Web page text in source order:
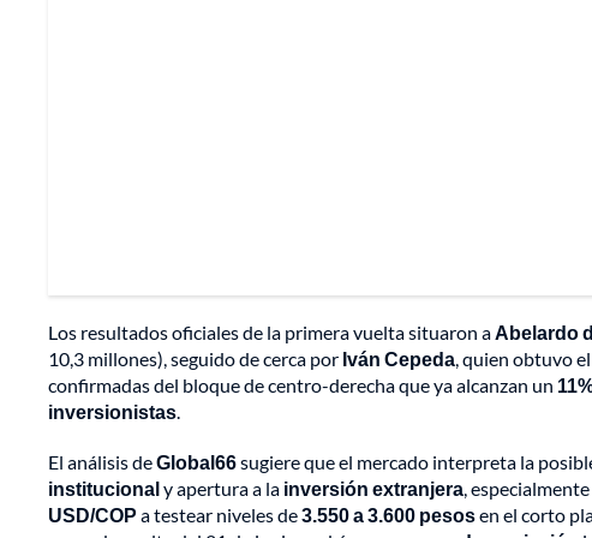
Los resultados oficiales de la primera vuelta situaron aAbelardo
10,3 millones), seguido de cerca por Iván Cepeda, quien obtuvo el
confirmadas del bloque de centro-derecha que ya alcanzan un
inversionistas.
El análisis deGlobal66sugiere que el mercado interpreta la
institucionaly apertura a la inversión extranjera,
USD/COP a testear niveles de3.550 a 3.600 pesosen el corto